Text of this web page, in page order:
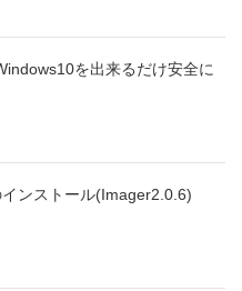
を出来るだけ安全に
ンストール(Imager2.0.6)